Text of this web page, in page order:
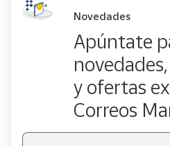
Novedades
Apúntate
y ofertas
Correos